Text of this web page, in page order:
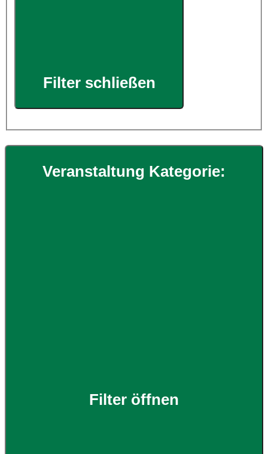
Filter schließen
Veranstaltung Kategorie:
Filter öffnen